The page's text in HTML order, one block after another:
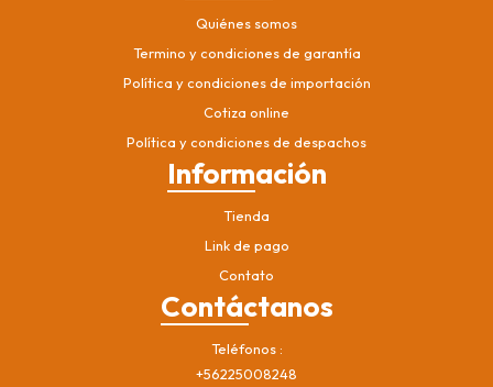
Quiénes somos
Termino y condiciones de garantía
Política y condiciones de importación
Cotiza online
Política y condiciones de despachos
Información
Tienda
Link de pago
Contato
Contáctanos
Teléfonos
+56225008248